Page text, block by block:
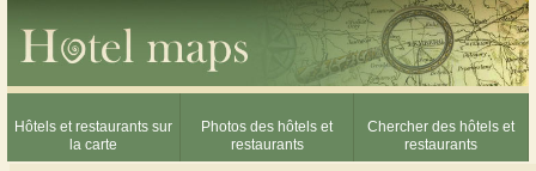
Hôtels et restaurants sur
la carte
Photos des hôtels et
restaurants
Chercher des hôtels et
restaurants